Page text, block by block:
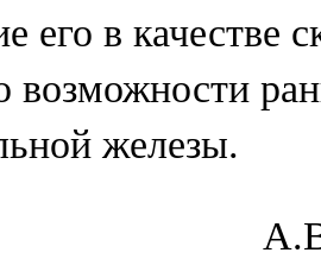
его в качестве
возможности
железы.